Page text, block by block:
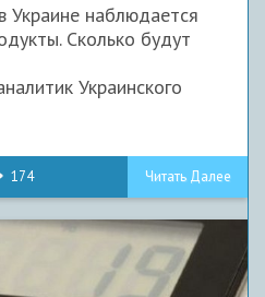
наблюдается
Сколько будут
Украинского
174 Читать Далее